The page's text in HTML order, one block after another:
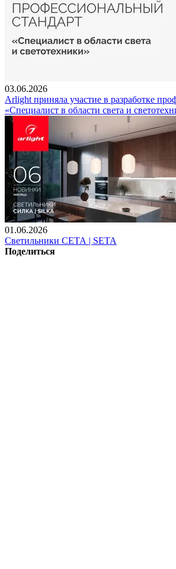
03.06.2026
Arlight приняла участие в разработке
«Специалист в области света и
01.06.2026
Светильники СЕТА | SETA
Поделиться